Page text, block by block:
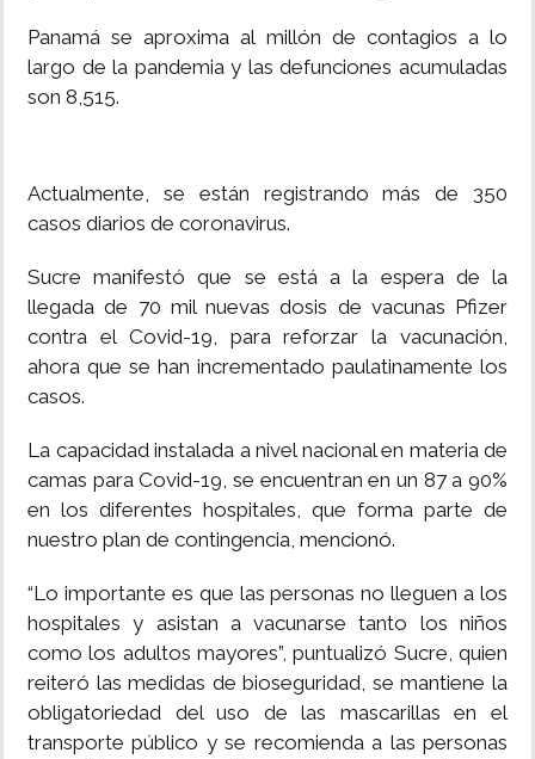
Panamá se aproxima al millón de contagios a lo
largo de la pandemia y las defunciones acumuladas
son 8,515.
Actualmente, se están registrando más de 350
casos diarios de coronavirus.
Sucre manifestó que se está a la espera de la
llegada de 70 mil nuevas dosis de vacunas Pfizer
contra el Covid-19, para reforzar la vacunación,
ahora que se han incrementado paulatinamente los
casos.
La capacidad instalada a nivel nacional en materia de
camas para Covid-19, se encuentran en un 87 a 90%
en los diferentes hospitales, que forma parte de
nuestro plan de contingencia, mencionó.
“Lo importante es que las personas no lleguen a los
hospitales y asistan a vacunarse tanto los niños
como los adultos mayores”, puntualizó Sucre, quien
reiteró las medidas de bioseguridad, se mantiene la
obligatoriedad del uso de las mascarillas en el
transporte público y se recomienda a las personas